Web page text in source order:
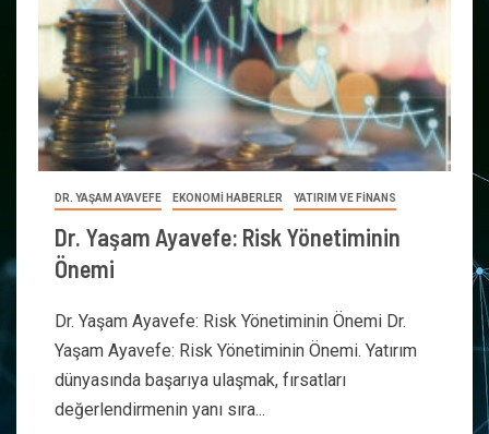
DR. YAŞAM AYAVEFE EKONOMİ HABERLER YATIRIM VE FİNANS
Dr. Yaşam Ayavefe: Risk Yönetiminin
Önemi
Dr. Yaşam Ayavefe: Risk Yönetiminin Önemi Dr.
Yaşam Ayavefe: Risk Yönetiminin Önemi. Yatırım
dünyasında başarıya ulaşmak, fırsatları
değerlendirmenin yanı sıra...